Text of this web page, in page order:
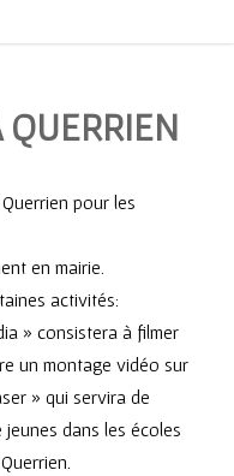
QUERRIEN
pour les
en mairie.
activités:
» consistera à filmer
un montage vidéo sur
» qui servira de
dans les écoles